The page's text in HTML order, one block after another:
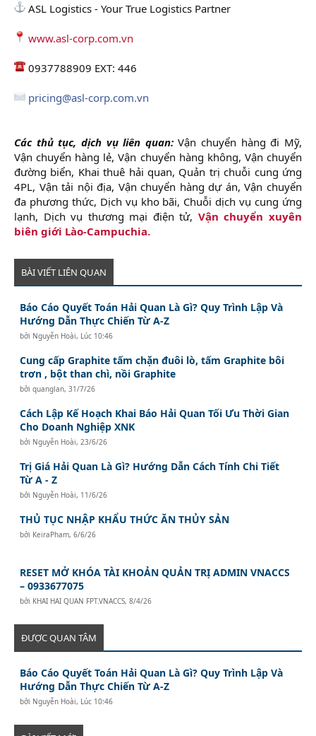
ASL Logistics - Your True Logistics Partner
www.asl-corp.com.vn
0937788909 EXT: 446
pricing@asl-corp.com.vn
Các thủ tục, dịch vụ liên quan:Vận chuyển hàng đi Mỹ,
Vận chuyển hàng lẻ, Vận chuyển hàng không, Vận chuyển
đường biển, Khai thuê hải quan, Quản trị chuỗi cung ứng
4PL, Vận tải nội địa, Vận chuyển hàng dự án, Vận chuyển
đa phương thức, Dịch vụ kho bãi, Chuỗi dịch vụ cung ứng
lạnh, Dịch vụ thương mại điện tử, Vận chuyển xuyên
biên giới Lào-Campuchia.
BÀI VIẾT LIÊN QUAN
Báo Cáo Quyết Toán Hải Quan Là Gì? Quy Trình Lập Và
Hướng Dẫn Thực Chiến Từ A-Z
bởi Nguyễn Hoài, Lúc 10:46
Cung cấp Graphite tấm chặn đuôi lò, tấm Graphite bôi
trơn , bột than chì, nồi Graphite
bởiquanglan,31/7/26
Cách Lập Kế Hoạch Khai Báo Hải Quan Tối Ưu Thời Gian
Cho Doanh Nghiệp XNK
bởi Nguyễn Hoài, 23/6/26
Trị Giá Hải Quan Là Gì? Hướng Dẫn Cách Tính Chi Tiết
Từ A - Z
bởi Nguyễn Hoài, 11/6/26
THỦ TỤC NHẬP KHẨU THỨC ĂN THỦY SẢN
bởi KeiraPham,6/6/26
RESET MỞ KHÓA TÀI KHOẢN QUẢN TRỊ ADMIN VNACCS
– 0933677075
bởi KHAI HAI QUAN FPT.VNACCS,8/4/26
ĐƯỢC QUAN TÂM
Báo Cáo Quyết Toán Hải Quan Là Gì? Quy Trình Lập Và
Hướng Dẫn Thực Chiến Từ A-Z
bởi Nguyễn Hoài, Lúc 10:46